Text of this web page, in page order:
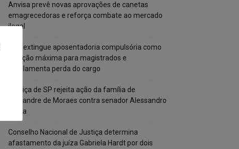
Anvisa prevê novas aprovações de canetas
emagrecedoras e reforça combate ao mercado
ilegal
CNJ extingue aposentadoria compulsória como
punição máxima para magistrados e
regulamenta perda do cargo
Justiça de SP rejeita ação da família de
Alexandre de Moraes contra senador Alessandro
Vieira
Conselho Nacional de Justiça determina
afastamento da juíza Gabriela Hardt por dois